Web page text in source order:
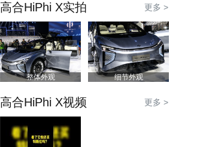
高合HiPhi X实拍 更多 >
整体外观 细节外观
高合HiPhi X视频 更多 >